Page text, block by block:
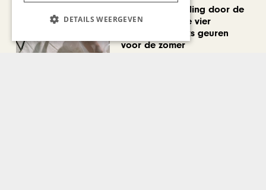
Een geurwandeling door de
Stokstraat: onze vier
favoriete uniseks geuren
voor de zomer
DETAILS WEERGEVEN